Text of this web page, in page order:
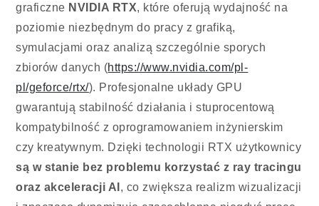
graficzne NVIDIA RTX, które oferują wydajność na
poziomie niezbędnym do pracy z grafiką,
symulacjami oraz analizą szczególnie sporych
zbiorów danych (https://www.nvidia.com/pl-
pl/geforce/rtx/). Profesjonalne układy GPU
gwarantują stabilność działania i stuprocentową
kompatybilność z oprogramowaniem inżynierskim
czy kreatywnym. Dzięki technologii RTX użytkownicy
są w stanie bez problemu korzystać z ray tracingu
oraz akceleracji AI , co zwiększa realizm wizualizacji